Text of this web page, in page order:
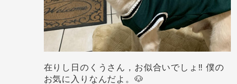
在りし日のくうさん，お似合いでしょ‼️ 僕の
お気に入りなんだよ。🐶